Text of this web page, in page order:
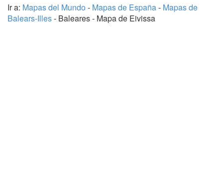
Ir a: Mapas del Mundo - Mapas de España- Mapas de
Balears-Illes- Baleares - Mapa de Eivissa